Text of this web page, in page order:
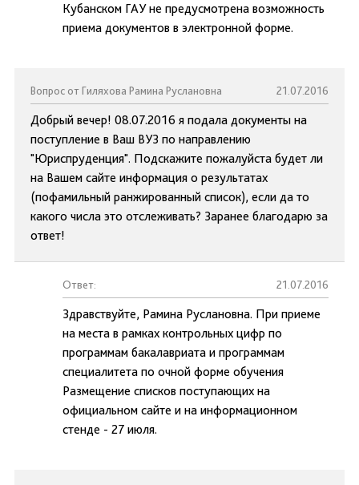
Кубанском ГАУ не предусмотрена возможность
приема документов в электронной форме.
Вопрос от Гиляхова Рамина Руслановна 21.07.2016
Добрый вечер! 08.07.2016 я подала документы на
поступление в Ваш ВУЗ по направлению
"Юриспруденция". Подскажите пожалуйста будет ли
на Вашем сайте информация о результатах
(пофамильный ранжированный список), если да то
какого числа это отслеживать? Заранее благодарю за
ответ!
Ответ: 21.07.2016
Здравствуйте, Рамина Руслановна. При приеме
на места в рамках контрольных цифр по
программам бакалавриата и программам
специалитета по очной форме обучения
Размещение списков поступающих на
официальном сайте и на информационном
стенде - 27 июля.